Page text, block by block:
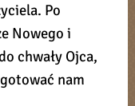
Po
Nowego i
chwały Ojca,
nam